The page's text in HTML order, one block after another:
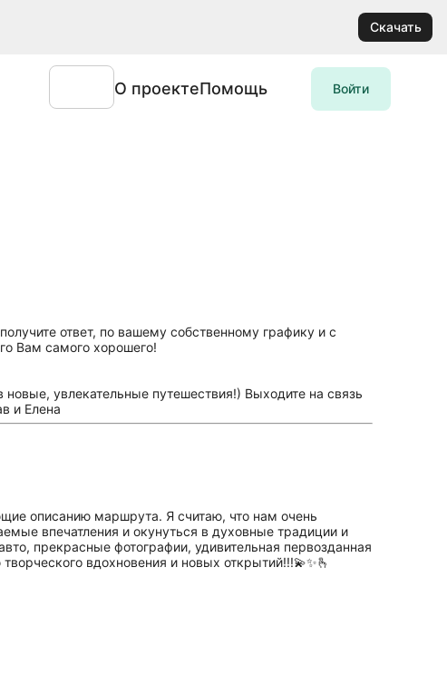
Скачать
О проектеПомощь Войти
ответ, по вашему собственному графику и с
Вам самого хорошего!
увлекательные путешествия!) Выходите на связь
и Елена
описанию маршрута. Я считаю, что нам очень
впечатления и окунуться в духовные традиции и
прекрасные фотографии, удивительная первозданная
вдохновения и новых открытий!!!💫✨️🫰